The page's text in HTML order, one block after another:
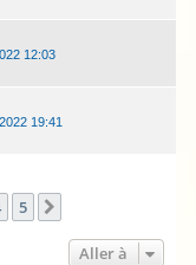
12:03
19:41
5
Aller à